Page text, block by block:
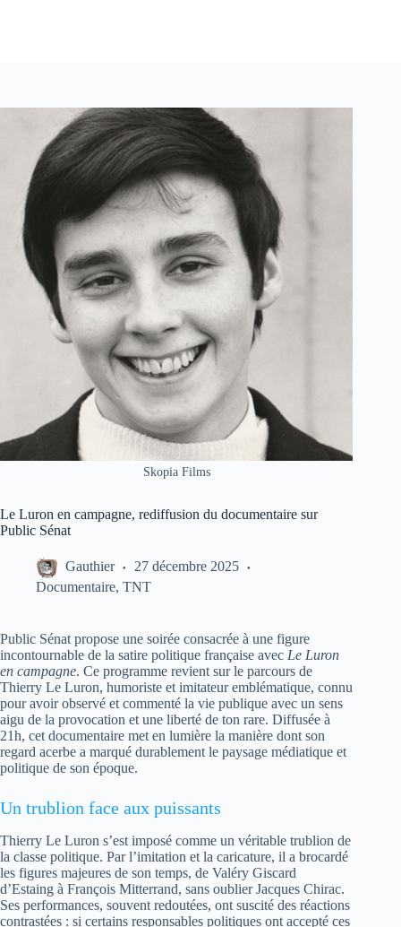
Skopia Films
Le Luron en campagne, rediffusion du documentaire sur
Public Sénat
Gauthier
27 décembre 2025
Documentaire, TNT
Public Sénat propose une soirée consacrée à une figure
incontournable de la satire politique française avec Le Luron
en campagne. Ce programme revient sur le parcours de
Thierry Le Luron, humoriste et imitateur emblématique, connu
pour avoir observé et commenté la vie publique avec un sens
aigu de la provocation et une liberté de ton rare. Diffusée à
21h, cet documentaire met en lumière la manière dont son
regard acerbe a marqué durablement le paysage médiatique et
politique de son époque.
Un trublion face aux puissants
Thierry Le Luron s’est imposé comme un véritable trublion de
la classe politique. Par l’imitation et la caricature, il a brocardé
les figures majeures de son temps, de Valéry Giscard
d’Estaing à François Mitterrand, sans oublier Jacques Chirac.
Ses performances, souvent redoutées, ont suscité des réactions
contrastées : si certains responsables politiques ont accepté ces